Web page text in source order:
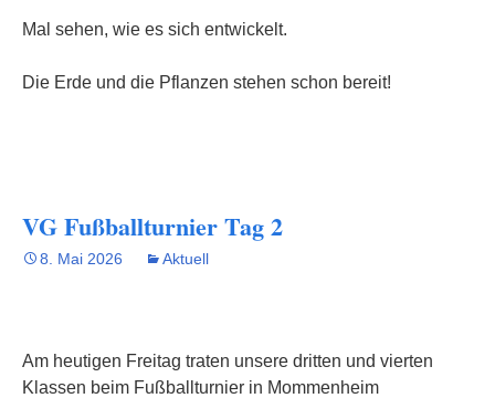
Mal sehen, wie es sich entwickelt.
Die Erde und die Pflanzen stehen schon bereit!
VG Fußballturnier Tag 2
8. Mai 2026 Aktuell
Am heutigen Freitag traten unsere dritten und vierten
Klassen beim Fußballturnier in Mommenheim